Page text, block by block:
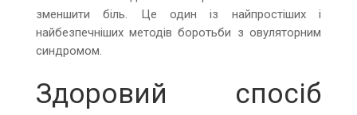
зменшити біль. Це один із найпростіших і
найбезпечніших методів боротьби з овуляторним
синдромом.
Здоровий спосіб